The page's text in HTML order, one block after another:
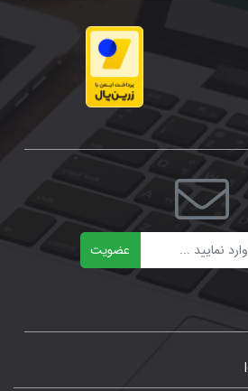
عضویت